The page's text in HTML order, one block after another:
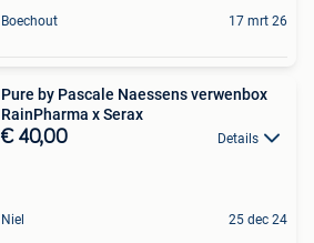
Boechout 17 mrt 26
Pure by Pascale Naessens verwenbox
RainPharma x Serax
€ 40,00 Details
Niel 25 dec 24